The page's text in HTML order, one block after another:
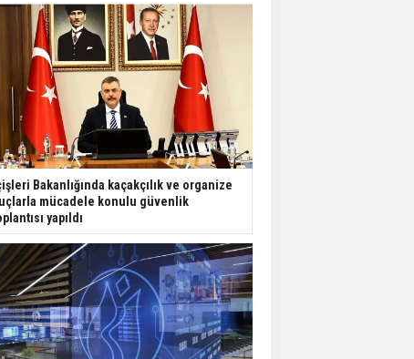
Bakanlığında kaçakçılık ve organize
mücadele konulu güvenlik
yapıldı